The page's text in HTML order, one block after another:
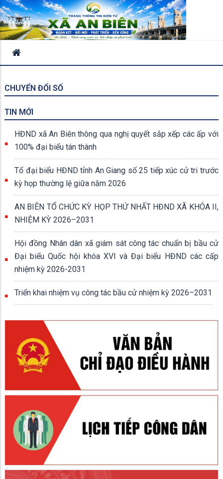
CHUYỂN ĐỔI SỐ
TIN MỚI
HĐND xã An Biên thông qua nghị quyết sắp xếp các ấp với
100% đại biểu tán thành
Tổ đại biểu HĐND tỉnh An Giang số 25 tiếp xúc cử tri trước
kỳ họp thường lệ giữa năm 2026
AN BIÊN TỔ CHỨC KỲ HỌP THỨ NHẤT HĐND XÃ KHÓA II,
NHIỆM KỲ 2026–2031
Hội đồng Nhân dân xã giám sát công tác chuẩn bị bầu cử
Đại biểu Quốc hội khóa XVI và Đại biểu HĐND các cấp
nhiệm kỳ 2026-2031
Triển khai nhiệm vụ công tác bầu cử nhiệm kỳ 2026–2031